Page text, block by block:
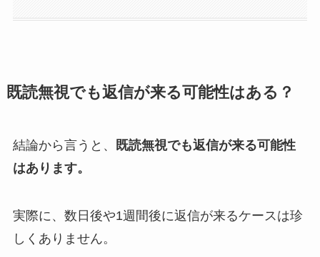
既読無視でも返信が来る可能性はある？
結論から言うと、
既読無視でも返信が来る可能性
はあります。
実際に、数日後や1週間後に返信が来るケースは珍
しくありません。